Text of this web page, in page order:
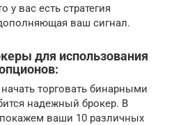
у вас есть стратегия
ваш сигнал.
для использования
торговать бинарными
надежный брокер. В
ваши 10 различных